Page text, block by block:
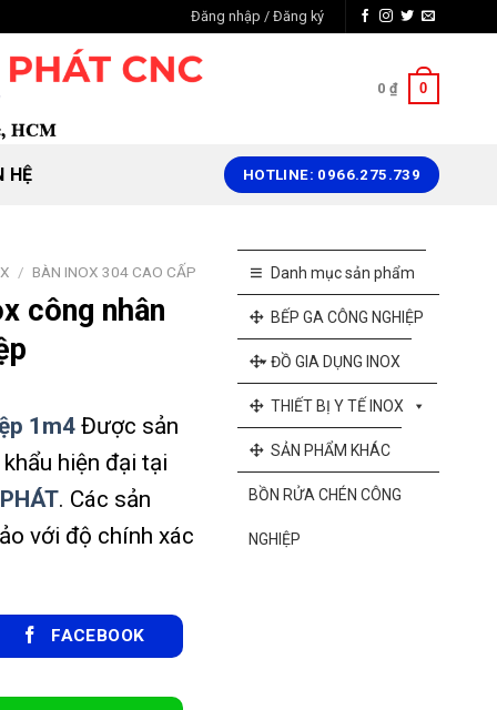
Đăng nhập / Đăng ký
0 ₫ 0
HỆ HOTLINE: 0966.275.739
/ BÀN INOX 304 CAO CẤP
công nhân
1m4 Được sản
hiện đại tại
. Các sản
với độ chính xác
FACEBOOK
Danh mục sản phẩm
BẾP GA CÔNG NGHIỆP
ĐỒ GIA DỤNG INOX
THIẾT BỊ Y TẾ INOX
SẢN PHẨM KHÁC
BỒN RỬA CHÉN CÔNG
NGHIỆP